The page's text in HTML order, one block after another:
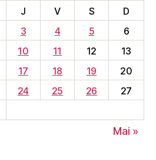
J V S
D
3 4 5
6
10 11 12
13
17 18 19
20
24 25 26
27
Mai »